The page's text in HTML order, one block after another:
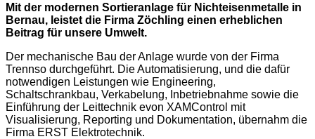
Mit der modernen Sortieranlage für Nichteisenmetalle in
Bernau, leistet die Firma Zöchling einen erheblichen
Beitrag für unsere Umwelt.
Der mechanische Bau der Anlage wurde von der Firma
Trennso durchgeführt. Die Automatisierung, und die dafür
notwendigen Leistungen wie Engineering,
Schaltschrankbau, Verkabelung, Inbetriebnahme sowie die
Einführung der Leittechnik evon XAMControl mit
Visualisierung, Reporting und Dokumentation, übernahm die
Firma ERST Elektrotechnik.